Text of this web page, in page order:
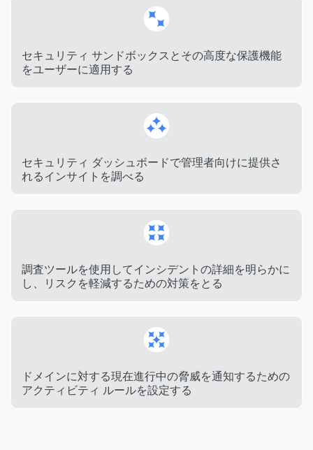
セキュリティ サンドボックスとその高度な保護機能
をユーザーに適用する
セキュリティ ダッシュボードで管理者向けに提供さ
れるインサイトを調べる
調査ツールを使用してインシデントの詳細を明らかに
し、リスクを軽減するための対策をとる
ドメインに対する現在進行中の脅威を通知するための
アクティビティ ルールを設定する